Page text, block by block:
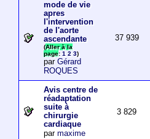
mode de vie
apres
l'intervention
de l'aorte
ascendante
(Aller à la
page: 1 2 3)
par Gérard
ROQUES
37 939
Avis centre de
réadaptation
suite à
chirurgie
cardiaque
par maxime
3 829